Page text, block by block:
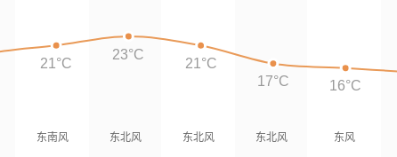
东南风 东北风 东北风 东北风 东风
21°C
23°C
21°C
17°C
16°C